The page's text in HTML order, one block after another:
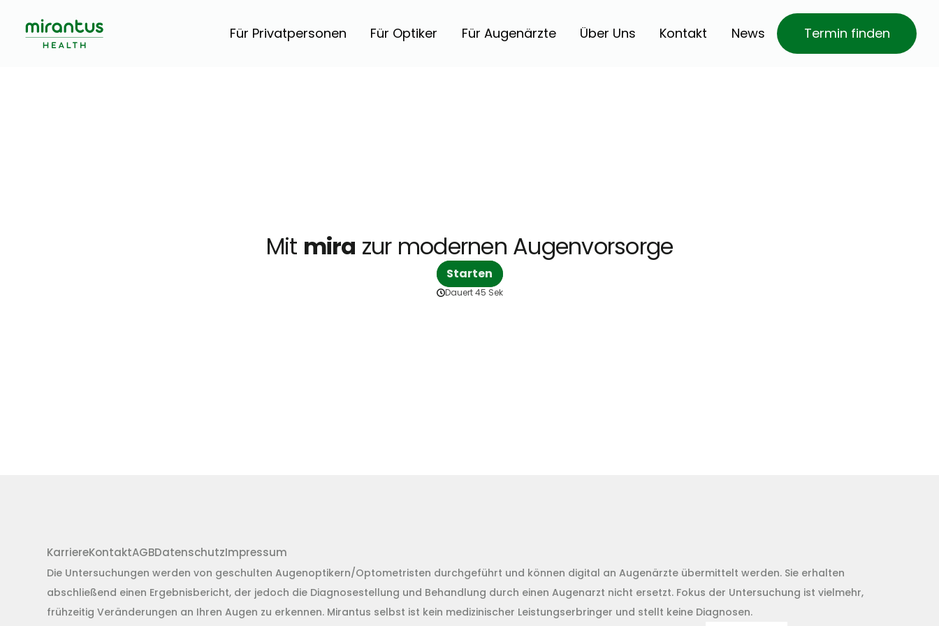
Für Privatpersonen Für Optiker Für Augenärzte Über Uns Kontakt News Termin finden
KarriereKontaktAGBDatenschutzImpressum
Die Untersuchungen werden von geschulten Augenoptikern/Optometristen durchgeführt und können digital an Augenärzte übermittelt werden. Sie erhalten
abschließend einen Ergebnisbericht, der jedoch die Diagnosestellung und Behandlung durch einen Augenarzt nicht ersetzt. Fokus der Untersuchung ist vielmehr,
frühzeitig Veränderungen an Ihren Augen zu erkennen. Mirantus selbst ist kein medizinischer Leistungserbringer und stellt keine Diagnosen.